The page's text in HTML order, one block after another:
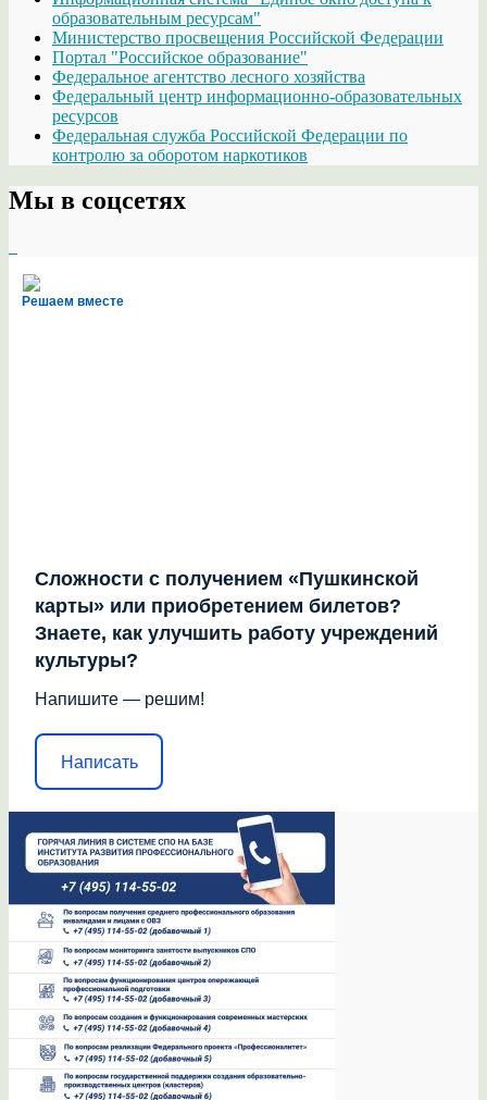
образовательным ресурсам"
Министерство просвещения Российской Федерации
Портал "Российское образование"
Федеральное агентство лесного хозяйства
Федеральный центр информационно-образовательных
ресурсов
Федеральная служба Российской Федерации по
контролю за оборотом наркотиков
Мы в соцсетях
Решаем вместе
Сложности с получением «Пушкинской
карты» или приобретением билетов?
Знаете, как улучшить работу учреждений
культуры?
Напишите — решим!
Написать